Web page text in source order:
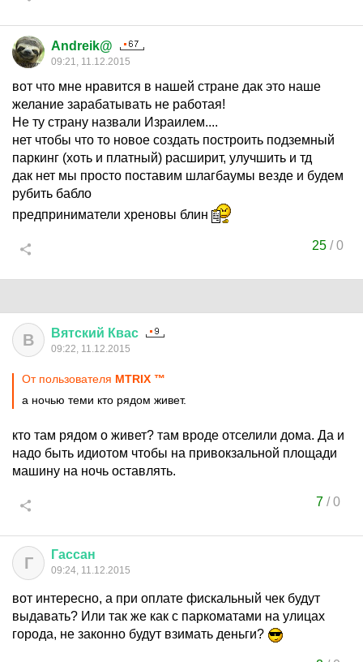
Andreik@
09:21, 11.12.2015
вот что мне нравится в нашей стране дак это наше
желание зарабатывать не работая!
Не ту страну назвали Израилем....
нет чтобы что то новое создать построить подземный
паркинг (хоть и платный) расширит, улучшить и тд
дак нет мы просто поставим шлагбаумы везде и будем
рубить бабло
предприниматели хреновы блин
25 /0
В Вятский Квас
09:22, 11.12.2015
От пользователя MТRIX ™
а ночью теми кто рядом живет.
кто там рядом о живет? там вроде отселили дома. Да и
надо быть идиотом чтобы на привокзальной площади
машину на ночь оставлять.
7/0
Г Гассан
09:24, 11.12.2015
вот интересно, а при оплате фискальный чек будут
выдавать? Или так же как с паркоматами на улицах
города, не законно будут взимать деньги?